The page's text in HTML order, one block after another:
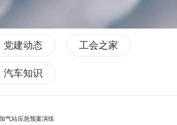
党建动态 工会之家
汽车知识